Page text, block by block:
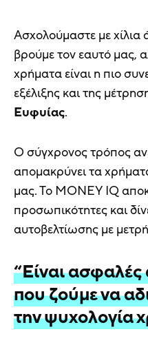
Ασχολούμαστε με
βρούμε τον εαυτό μας,
χρήματα είναι η πιο
εξέλιξης και της
Ευφυίας.
Ο σύγχρονος τρόπος
απομακρύνει τα
μας. Το MONEY IQ
προσωπικότητες και
αυτοβελτίωσης με
“Είναι ασφαλές
που ζούμε να
την ψυχολογία